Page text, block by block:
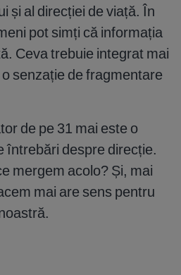
și al direcției de viață. În
pot simți că informația
Ceva trebuie integrat mai
senzație de fragmentare
de pe 31 mai este o
întrebări despre direcție.
mergem acolo? Și, mai
mai are sens pentru